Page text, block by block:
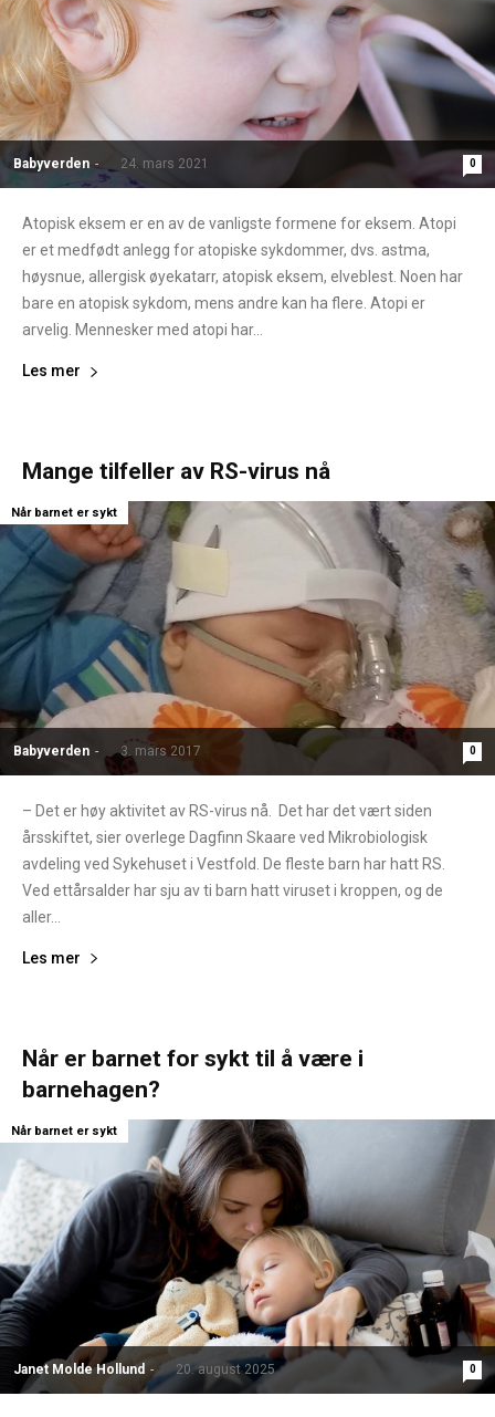
Babyverden - 24. mars 2021 0
Atopisk eksem er en av de vanligste formene for eksem. Atopi
er et medfødt anlegg for atopiske sykdommer, dvs. astma,
høysnue, allergisk øyekatarr, atopisk eksem, elveblest. Noen har
bare en atopisk sykdom, mens andre kan ha flere. Atopi er
arvelig. Mennesker med atopi har...
Les mer
Mange tilfeller av RS-virus nå
Babyverden - 3. mars 2017 0
Når barnet er sykt
– Det er høy aktivitet av RS-virus nå. Det har det vært siden
årsskiftet, sier overlege Dagfinn Skaare ved Mikrobiologisk
avdeling ved Sykehuset i Vestfold. De fleste barn har hatt RS.
Ved ettårsalder har sju av ti barn hatt viruset i kroppen, og de
aller...
Les mer
Når er barnet for sykt til å være i
barnehagen?
Janet Molde Hollund - 20. august 2025 0
Når barnet er sykt